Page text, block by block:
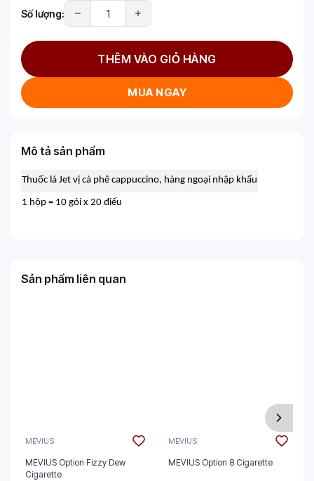
Số lượng:
THÊM VÀO GIỎ HÀNG
MUA NGAY
Mô tả sản phẩm
Thuốc lá Jet vị cà phê cappuccino, hàng ngoại nhập khẩu
1 hộp = 10 gói x 20 điếu
Sản phẩm liên quan
MEVIUS
MEVIUS Option Fizzy Dew
Cigarette
MEVIUS
MEVIUS Option 8 Cigarette